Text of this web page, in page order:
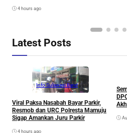
4 hours ago
Latest Posts
Info Sulawesi Barat
Viral Paksa Nasabah Bayar Parkir,
Resmob dan URC Polresta Mamuju
Sigap Amankan Juru Parkir
4 hours ago